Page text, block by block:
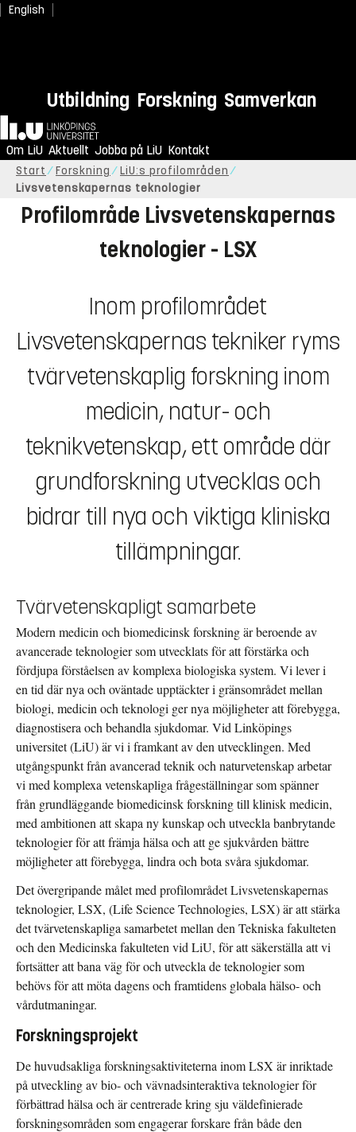
English
Utbildning Forskning Samverkan
Hem
Om LiU Aktuellt Jobba på LiU Kontakt
Biointeraktiva teknologier
Tvärvetenskapliga fält
Start Forskning
LiU:s profilområden
Livsvetenskapernas teknologier
Profilområde Livsvetenskapernas
teknologier - LSX
Inom profilområdet
Livsvetenskapernas tekniker ryms
tvärvetenskaplig forskning inom
medicin, natur- och
teknikvetenskap, ett område där
grundforskning utvecklas och
bidrar till nya och viktiga kliniska
tillämpningar.
Tvärvetenskapligt samarbete
Modern medicin och biomedicinsk forskning är beroende av
avancerade teknologier som utvecklats för att förstärka och
fördjupa förståelsen av komplexa biologiska system. Vi lever i
en tid där nya och oväntade upptäckter i gränsområdet mellan
biologi, medicin och teknologi ger nya möjligheter att förebygga,
diagnostisera och behandla sjukdomar. Vid Linköpings
universitet (LiU) är vi i framkant av den utvecklingen. Med
utgångspunkt från avancerad teknik och naturvetenskap arbetar
vi med komplexa vetenskapliga frågeställningar som spänner
från grundläggande biomedicinsk forskning till klinisk medicin,
med ambitionen att skapa ny kunskap och utveckla banbrytande
teknologier för att främja hälsa och att ge sjukvården bättre
möjligheter att förebygga, lindra och bota svåra sjukdomar.
Det övergripande målet med profilområdet Livsvetenskapernas
teknologier, LSX, (Life Science Technologies, LSX) är att stärka
det tvärvetenskapliga samarbetet mellan den Tekniska fakulteten
och den Medicinska fakulteten vid LiU, för att säkerställa att vi
fortsätter att bana väg för och utveckla de teknologier som
behövs för att möta dagens och framtidens globala hälso- och
vårdutmaningar.
Forskningsprojekt
De huvudsakliga forskningsaktiviteterna inom LSX är inriktade
på utveckling av bio- och vävnadsinteraktiva teknologier för
förbättrad hälsa och är centrerade kring sju väldefinierade
forskningsområden som engagerar forskare från både den